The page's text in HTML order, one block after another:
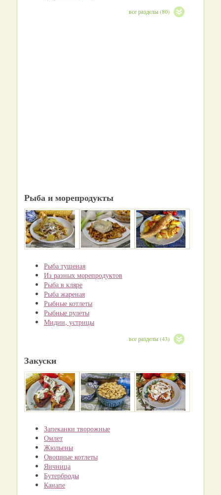
все разделы (80)
Рыба и морепродукты
Рыба тушеная
Из разных морепродуктов
Рыба в кляре
Рыба жареная
Рыбные котлеты
Рыбные рулеты
Мидии, устрицы
все разделы (43)
Закуски
Запеканки творожные
Омлет
Жюльены
Овощные котлеты
Яичница
Бутерброды
Канапе